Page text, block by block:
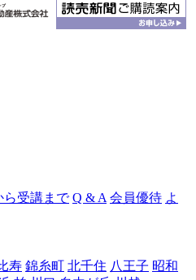
ら受講まで Q & A 会員優待 よ
寿 錦糸町 北千住 八王子 昭和